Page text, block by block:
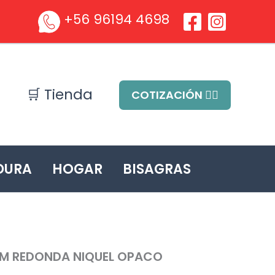
+56 96194 4698
🛒 Tienda COTIZACIÓN ✍🏻
HOGAR BISAGRAS
REDONDA NIQUEL OPACO